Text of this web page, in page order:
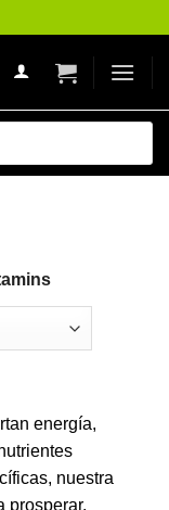
energía,
nuestra
prosperar.